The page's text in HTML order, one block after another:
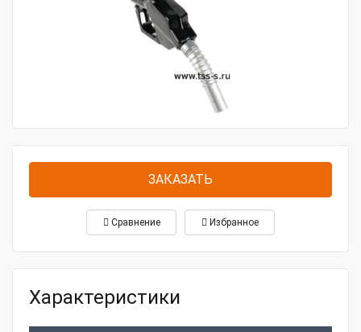
ЗАКАЗАТЬ
Сравнение Избранное
Характеристики